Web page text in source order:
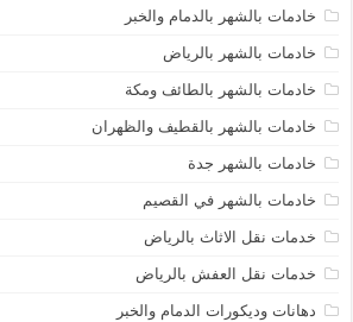
خادمات بالشهر بالدمام والخبر
خادمات بالشهر بالرياض
خادمات بالشهر بالطائف ومكة
خادمات بالشهر بالقطيف والظهران
خادمات بالشهر جدة
خادمات بالشهر في القصيم
خدمات نقل الاثاث بالرياض
خدمات نقل العفش بالرياض
دهانات وديكورات الدمام والخبر